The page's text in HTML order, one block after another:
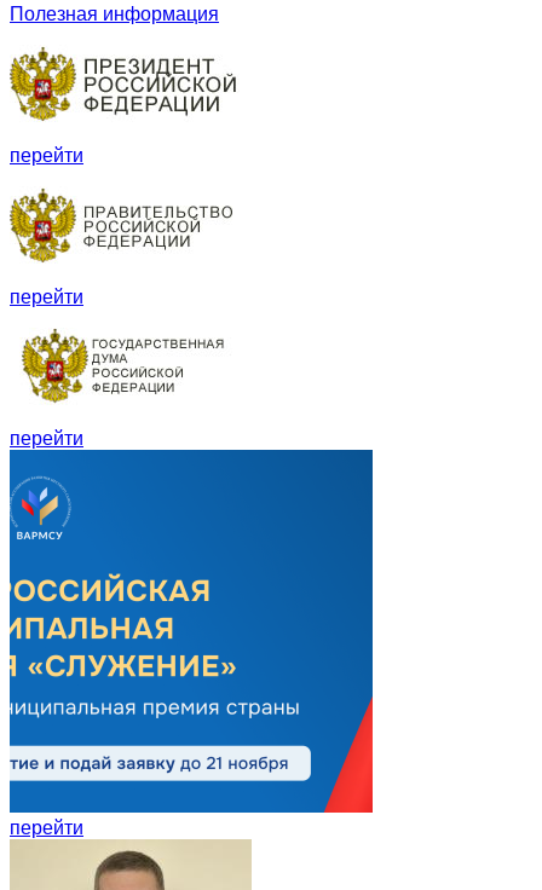
Полезная информация
перейти
перейти
перейти
перейти